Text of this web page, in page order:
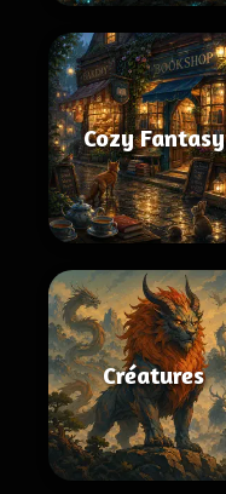
Cozy Fantasy
Créatures